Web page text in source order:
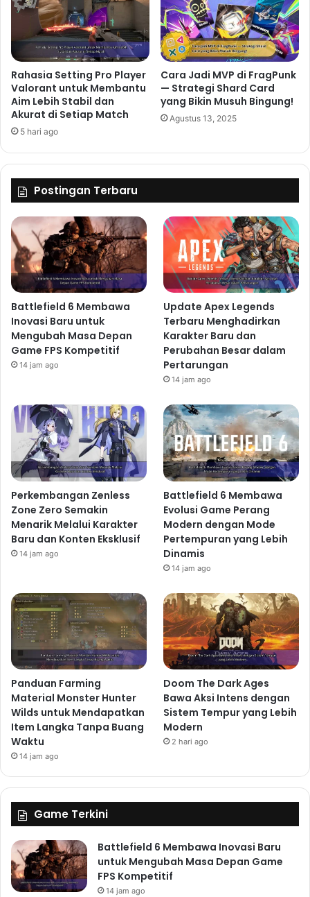
Rahasia Setting Pro Player
Valorant untuk Membantu
Aim Lebih Stabil dan
Akurat di Setiap Match
5 hari ago
Cara Jadi MVP di FragPunk
— Strategi Shard Card
yang Bikin Musuh Bingung!
Agustus 13, 2025
Postingan Terbaru
Battlefield 6 Membawa
Inovasi Baru untuk
Mengubah Masa Depan
Game FPS Kompetitif
14 jam ago
Update Apex Legends
Terbaru Menghadirkan
Karakter Baru dan
Perubahan Besar dalam
Pertarungan
14 jam ago
Perkembangan Zenless
Zone Zero Semakin
Menarik Melalui Karakter
Baru dan Konten Eksklusif
14 jam ago
Battlefield 6 Membawa
Evolusi Game Perang
Modern dengan Mode
Pertempuran yang Lebih
Dinamis
14 jam ago
Panduan Farming
Material Monster Hunter
Wilds untuk Mendapatkan
Item Langka Tanpa Buang
Waktu
14 jam ago
Doom The Dark Ages
Bawa Aksi Intens dengan
Sistem Tempur yang Lebih
Modern
2 hari ago
Game Terkini
Battlefield 6 Membawa Inovasi Baru
untuk Mengubah Masa Depan Game
FPS Kompetitif
14 jam ago